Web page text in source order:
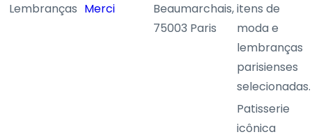
Lembranças Merci
Beaumarchais,
75003 Paris
itens de
moda e
lembranças
parisienses
selecionadas.
Patisserie
icônica